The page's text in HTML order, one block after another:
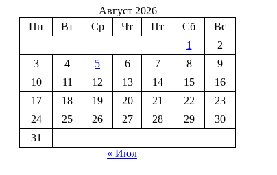
Август 2026
Пн
Вт Ср Чт Пт Сб
Вс
1
2
3
4 5 6 7 8
9
10
11 12 13 14 15
16
17
18 19 20 21 22
23
24
25 26 27 28 29
30
31
« Июл